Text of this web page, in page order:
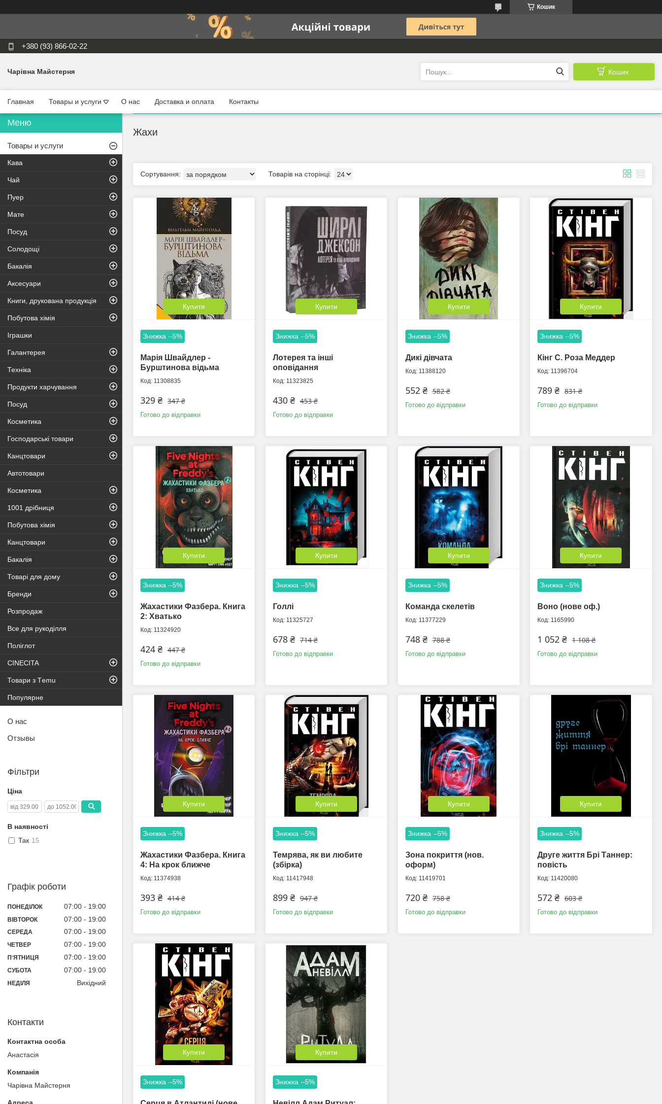
Кошик
+380 (93) 866-02-22
Чарівна Майстерня Кошик
Главная Товары и услуги О нас Доставка и оплата Контакты
Жахи
Купити
–5%
Марія Швайдлер -
Бурштинова відьма
11308835
347 ₴
329 ₴
Готово до відправки
Купити
–5%
Лотерея та інші
оповідання
11323825
453 ₴
430 ₴
Готово до відправки
Купити
–5%
Дикі дівчата
11388120
582 ₴
552 ₴
Готово до відправки
Купити
–5%
Кінг С. Роза Меддер
11396704
831 ₴
789 ₴
Готово до відправки
Купити
–5%
Жахастики Фазбера. Книга
2: Хватько
11324920
447 ₴
424 ₴
Готово до відправки
Купити
–5%
Голлі
11325727
714 ₴
678 ₴
Готово до відправки
Купити
–5%
Команда скелетів
11377229
788 ₴
748 ₴
Готово до відправки
Купити
–5%
Воно (нове оф.)
1165990
1 108 ₴
1 052 ₴
Готово до відправки
Купити
–5%
Жахастики Фазбера. Книга
4: На крок ближче
11374938
414 ₴
393 ₴
Готово до відправки
Купити
–5%
Темрява, як ви любите
(збірка)
11417948
947 ₴
899 ₴
Готово до відправки
Купити
–5%
Зона покриття (нов.
оформ)
11419701
758 ₴
720 ₴
Готово до відправки
Купити
–5%
Друге життя Брі Таннер:
повість
11420080
603 ₴
572 ₴
Готово до відправки
Купити
–5%
Купити
–5%
Товары и услуги
Кава
Чай
Пуер
Мате
Посуд
Солодощі
Бакалія
Аксесуари
Книги, друкована продукція
Побутова хімія
Іграшки
Галантерея
Техніка
Продукти харчування
Посуд
Косметика
Господарські товари
Канцтовари
Автотовари
Косметика
1001 дрібниця
Побутова хімія
Канцтовари
Бакалія
Товарі для дому
Бренди
Розпродаж
Все для рукоділля
Поліглот
CINECITA
Товари з Тemu
Популярне
О нас
Отзывы
Фільтри
Ціна
В наявності
Так 15
Графік роботи
ПОНЕДІЛОК 07:00 19:00
ВІВТОРОК 07:00 19:00
СЕРЕДА 07:00 19:00
ЧЕТВЕР 07:00 19:00
ПʼЯТНИЦЯ 07:00 19:00
СУБОТА 07:00 19:00
НЕДІЛЯ Вихідний
Контакти
Анастасія
Чарівна Майстерня